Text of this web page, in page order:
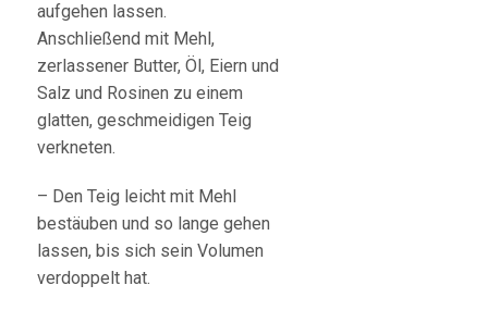
aufgehen lassen.
Anschließend mit Mehl,
zerlassener Butter, Öl, Eiern und
Salz und Rosinen zu einem
glatten, geschmeidigen Teig
verkneten.
– Den Teig leicht mit Mehl
bestäuben und so lange gehen
lassen, bis sich sein Volumen
verdoppelt hat.